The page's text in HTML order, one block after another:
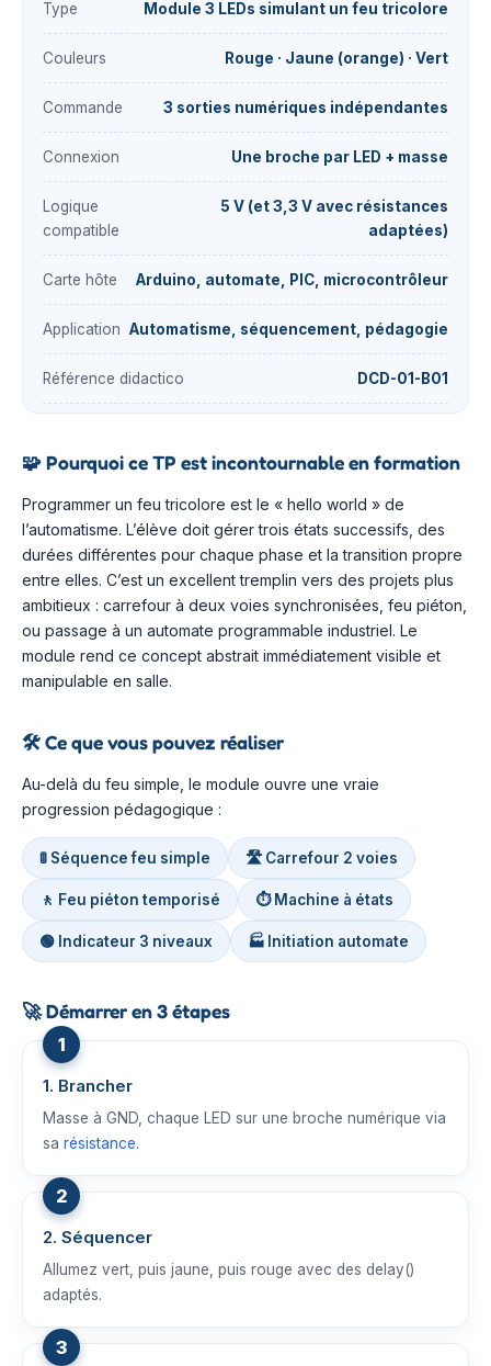
Type Module 3 LEDs simulant un feu tricolore
Couleurs Rouge · Jaune (orange) · Vert
Commande 3 sorties numériques indépendantes
Connexion Une broche par LED + masse
Logique
compatible
5 V (et 3,3 V avec résistances
adaptées)
Carte hôte Arduino, automate, PIC, microcontrôleur
Application Automatisme, séquencement, pédagogie
Référence didactico DCD-01-B01
🧩Pourquoi ce TP est incontournable en formation
Programmer un feu tricolore est le « hello world » de
l’automatisme. L’élève doit gérer trois états successifs, des
durées différentes pour chaque phase et la transition propre
entre elles. C’est un excellent tremplin vers des projets plus
ambitieux : carrefour à deux voies synchronisées, feu piéton,
ou passage à un automate programmable industriel. Le
module rend ce concept abstrait immédiatement visible et
manipulable en salle.
🛠️Ce que vous pouvez réaliser
Au-delà du feu simple, le module ouvre une vraie
progression pédagogique :
🚦 Séquence feu simple 🛣️ Carrefour 2 voies
🚶 Feu piéton temporisé ⏱️ Machine à états
🟢 Indicateur 3 niveaux 🏭 Initiation automate
🚀Démarrer en 3 étapes
1. Brancher
Masse à GND, chaque LED sur une broche numérique via
sa résistance.
2. Séquencer
Allumez vert, puis jaune, puis rouge avec des delay()
adaptés.